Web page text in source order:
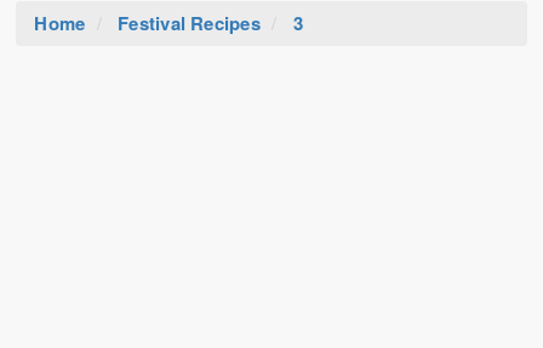
Home Festival Recipes 3